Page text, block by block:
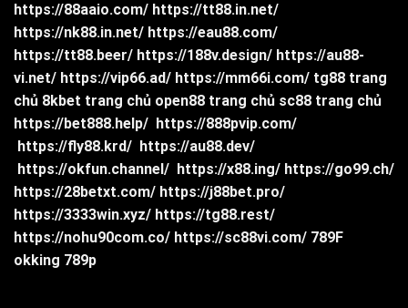
https://88aaio.com/ https://tt88.in.net/
https://nk88.in.net/ https://eau88.com/
https://tt88.beer/ https://188v.design/ https://au88-
vi.net/ https://vip66.ad/ https://mm66i.com/ tg88 trang
chủ 8kbet trang chủ open88 trang chủ sc88 trang chủ
https://bet888.help/ https://888pvip.com/
https://fly88.krd/ https://au88.dev/
https://okfun.channel/ https://x88.ing/ https://go99.ch/
https://28betxt.com/ https://j88bet.pro/
https://3333win.xyz/ https://tg88.rest/
https://nohu90com.co/ https://sc88vi.com/ 789F
okking 789p